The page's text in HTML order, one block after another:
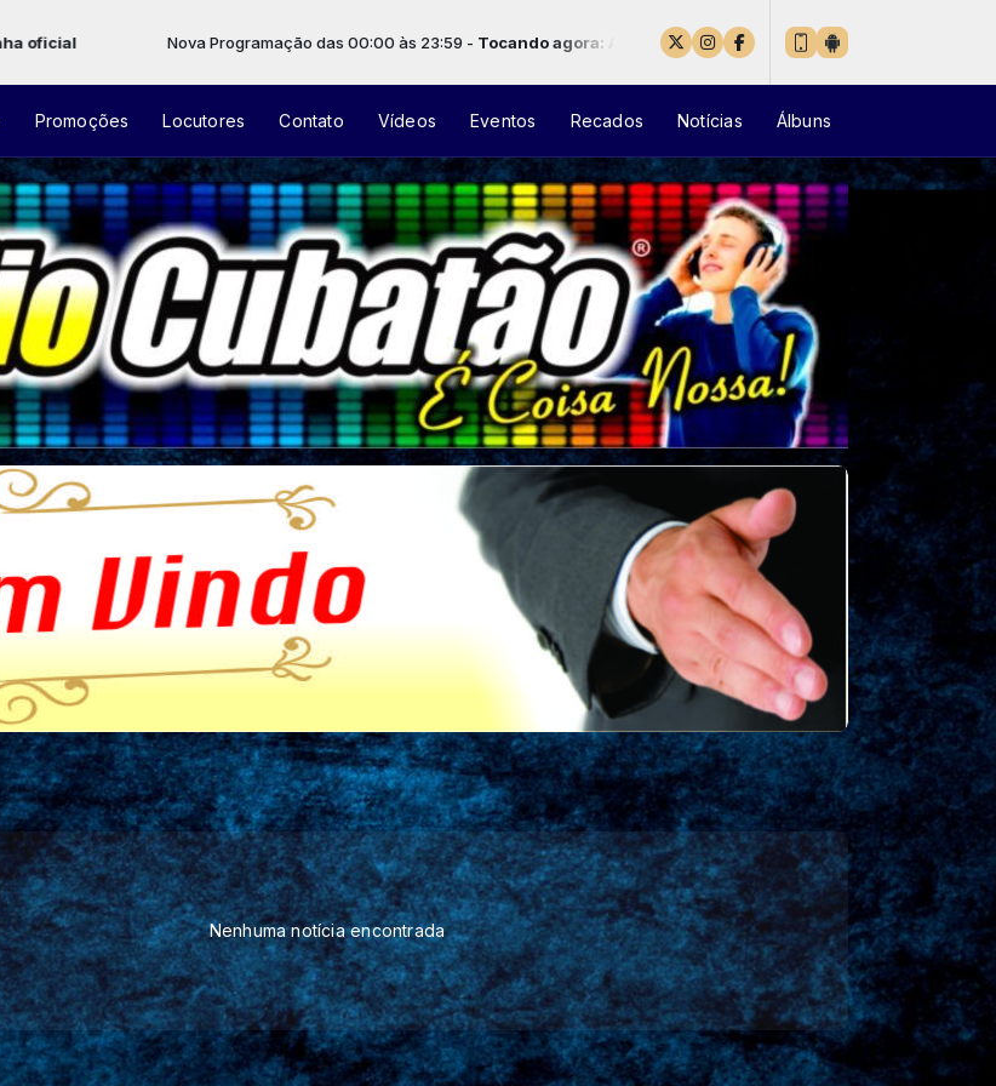
Nova Programação das 00:00 às 23:59 - Tocando agora: Amamentação - Campanha oficial
Promoções Locutores Contato Vídeos Eventos Recados Notícias Álbuns
Nenhuma notícia encontrada